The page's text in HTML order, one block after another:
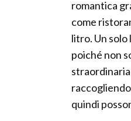
romantica
come
litro. Un
poiché non
quindi